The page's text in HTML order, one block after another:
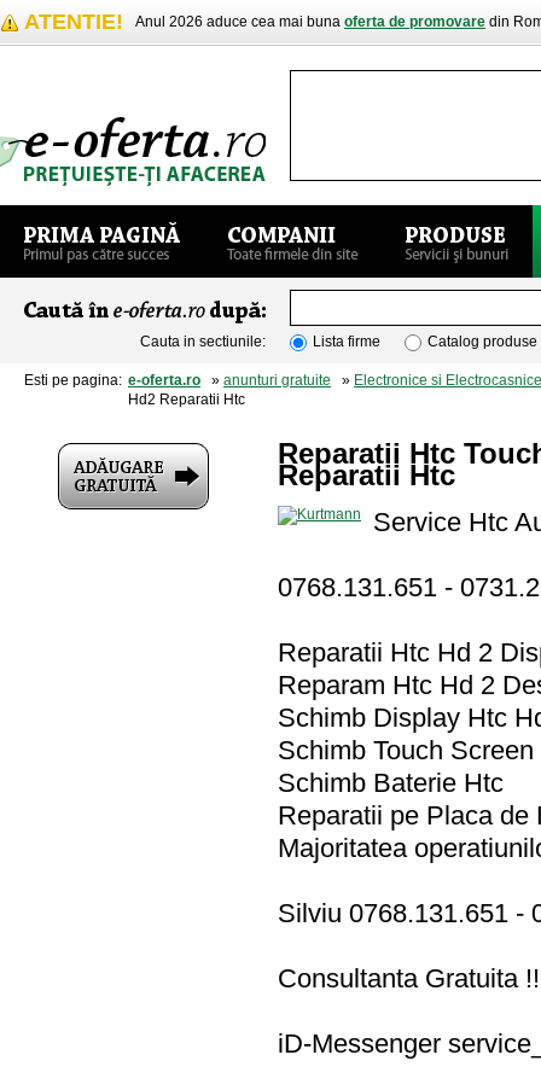
ATENTIE! Anul 2026 aduce cea mai buna oferta de promovare din
Cauta in sectiunile: Lista firme Catalog produse
Esti pe pagina: e-oferta.ro » anunturi gratuite » Electronice si Electrocasnice
Hd2 Reparatii Htc
Reparatii Htc
Reparatii Htc
Service Htc
0768.131.651 -
Reparatii Htc Hd 2
Reparam Htc Hd 2
Schimb Display Htc
Schimb Touch
Schimb Baterie Htc
Reparatii pe Placa de
Majoritatea
Silviu 0768.131.651 -
Consultanta Gratuita
iD-Messenger